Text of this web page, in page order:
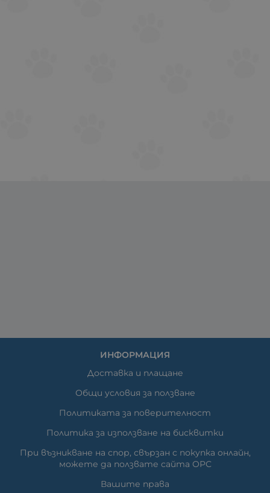
ИНФОРМАЦИЯ
Доставка и плащане
Общи условия за ползване
Политиката за поверителност
Политика за използване на бисквитки
При възникване на спор, свързан с покупка онлайн,
можете да ползвате сайта ОРС
Вашите права